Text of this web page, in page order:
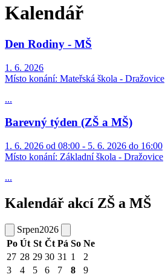
Kalendář
Den Rodiny - MŠ
1. 6. 2026
Místo konání: Mateřská škola - Dražovice
...
Barevný týden (ZŠ a MŠ)
1. 6. 2026 od 08:00 - 5. 6. 2026 do 16:00
Místo konání: Základní škola - Dražovice
...
Kalendář akcí ZŠ a MŠ
Srpen2026
Po Út St Čt Pá So Ne
27 28 29 30 31 1
2
3
4 5 6 7 8
9